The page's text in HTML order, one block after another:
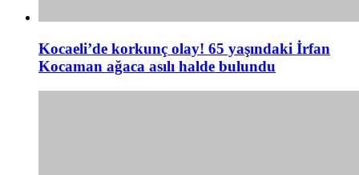
Kocaeli’de korkunç olay! 65 yaşındaki İrfan
Kocaman ağaca asılı halde bulundu